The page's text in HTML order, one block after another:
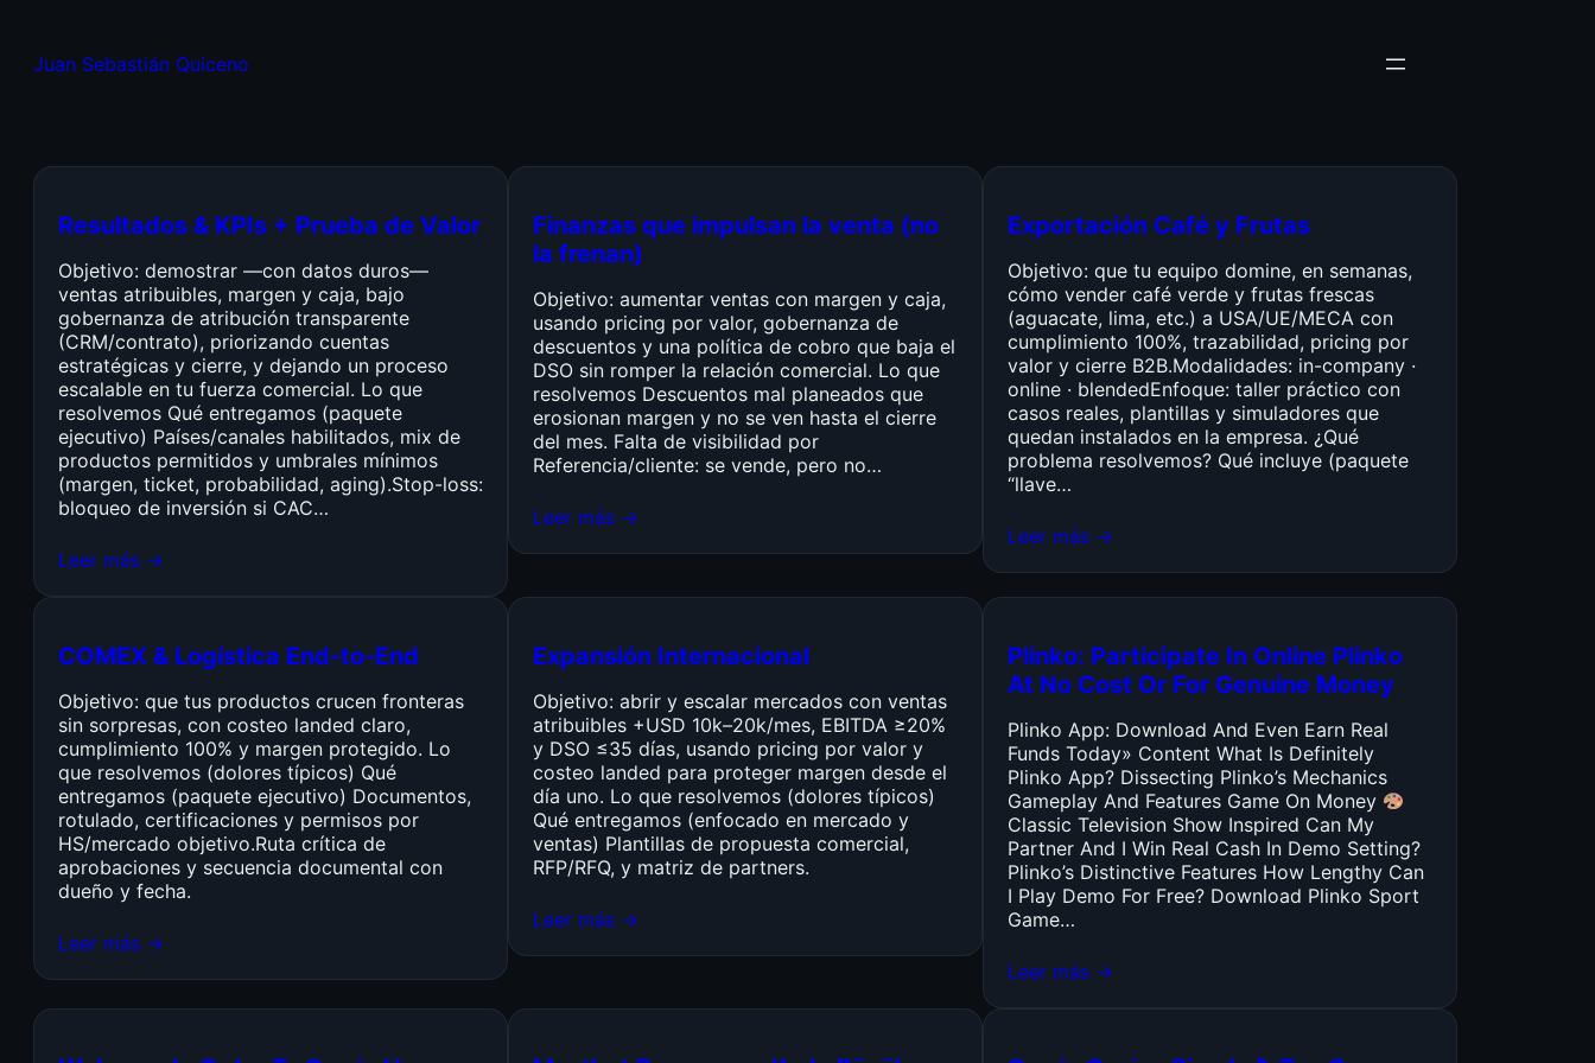
Juan Sebastián Quiceno
Resultados & KPIs + Prueba de Valor
Objetivo: demostrar —con datos duros—
ventas atribuibles, margen y caja, bajo
gobernanza de atribución transparente
(CRM/contrato), priorizando cuentas
estratégicas y cierre, y dejando un proceso
escalable en tu fuerza comercial. Lo que
resolvemos Qué entregamos (paquete
ejecutivo) Países/canales habilitados, mix de
productos permitidos y umbrales mínimos
(margen, ticket, probabilidad, aging).Stop-loss:
bloqueo de inversión si CAC…
Leer más →
Finanzas que impulsan la venta (no
la frenan)
Objetivo: aumentar ventas con margen y caja,
usando pricing por valor, gobernanza de
descuentos y una política de cobro que baja el
DSO sin romper la relación comercial. Lo que
resolvemos Descuentos mal planeados que
erosionan margen y no se ven hasta el cierre
del mes. Falta de visibilidad por
Referencia/cliente: se vende, pero no…
Leer más →
Exportación Café y Frutas
Objetivo: que tu equipo domine, en semanas,
cómo vender café verde y frutas frescas
(aguacate, lima, etc.) a USA/UE/MECA con
cumplimiento 100%, trazabilidad, pricing por
valor y cierre B2B.Modalidades: in-company ·
online · blendedEnfoque: taller práctico con
casos reales, plantillas y simuladores que
quedan instalados en la empresa. ¿Qué
problema resolvemos? Qué incluye (paquete
“llave…
Leer más →
COMEX & Logística End-to-End
Objetivo: que tus productos crucen fronteras
sin sorpresas, con costeo landed claro,
cumplimiento 100% y margen protegido. Lo
que resolvemos (dolores típicos) Qué
entregamos (paquete ejecutivo) Documentos,
rotulado, certificaciones y permisos por
HS/mercado objetivo.Ruta crítica de
aprobaciones y secuencia documental con
dueño y fecha.
Leer más →
Expansión Internacional
Objetivo: abrir y escalar mercados con ventas
atribuibles +USD 10k–20k/mes, EBITDA ≥20%
y DSO ≤35 días, usando pricing por valor y
costeo landed para proteger margen desde el
día uno. Lo que resolvemos (dolores típicos)
Qué entregamos (enfocado en mercado y
ventas) Plantillas de propuesta comercial,
RFP/RFQ, y matriz de partners.
Leer más →
Plinko: Participate In Online Plinko
At No Cost Or For Genuine Money
Plinko App: Download And Even Earn Real
Funds Today» Content What Is Definitely
Plinko App? Dissecting Plinko’s Mechanics
Gameplay And Features Game On Money
Classic Television Show Inspired Can My
Partner And I Win Real Cash In Demo Setting?
Plinko’s Distinctive Features How Lengthy Can
I Play Demo For Free? Download Plinko Sport
Game…
Leer más →